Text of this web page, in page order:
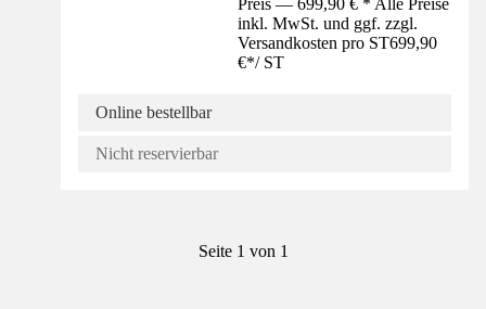
inkl. MwSt. und ggf. zzgl.
Versandkosten pro ST699,90
€*/ ST
Online bestellbar
Nicht reservierbar
Seite 1 von 1